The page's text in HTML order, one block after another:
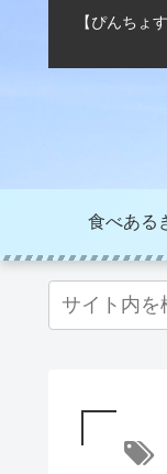
【ぴんちょ
食べある